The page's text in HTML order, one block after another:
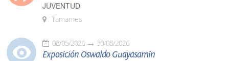
JUVENTUD
Tamames
08/05/2026 30/08/2026
Exposición Oswaldo Guayasamín